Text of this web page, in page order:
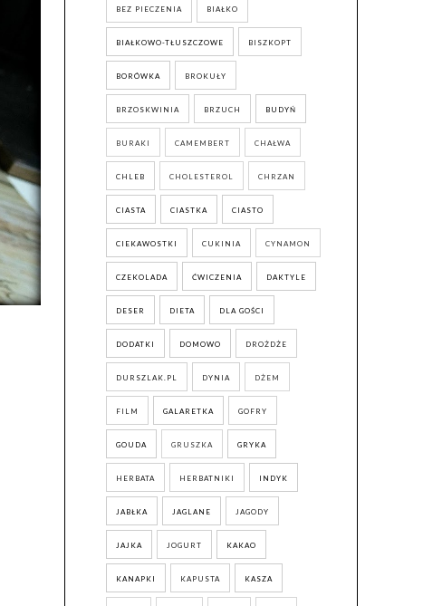
BEZ PIECZENIA BIAŁKO
BIAŁKOWO-TŁUSZCZOWE BISZKOPT
BORÓWKA BROKUŁY
BRZOSKWINIA BRZUCH BUDYŃ
BURAKI CAMEMBERT CHAŁWA
CHLEB CHOLESTEROL CHRZAN
CIASTA CIASTKA CIASTO
CIEKAWOSTKI CUKINIA CYNAMON
CZEKOLADA ĆWICZENIA DAKTYLE
DESER DIETA DLA GOŚCI
DODATKI DOMOWO DROŻDŻE
DURSZLAK.PL DYNIA DŻEM
FILM GALARETKA GOFRY
GOUDA GRUSZKA GRYKA
HERBATA HERBATNIKI INDYK
JABŁKA JAGLANE JAGODY
JAJKA JOGURT KAKAO
KANAPKI KAPUSTA KASZA